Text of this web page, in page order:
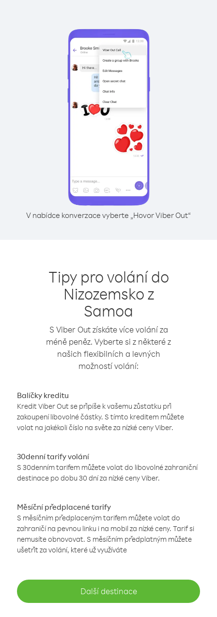
V nabídce konverzace vyberte „Hovor Viber Out“
Tipy pro volání do
Nizozemsko z
Samoa
S Viber Out získáte více volání za
méně peněz. Vyberte si z některé z
našich flexibilních a levných
možností volání:
Balíčky kreditu
Kredit Viber Out se připíše k vašemu zůstatku při
zakoupení libovolné částky. S tímto kreditem můžete
volat na jakékoli číslo na světe za nízké ceny Viber.
30denní tarify volání
S 30denním tarifem můžete volat do libovolné zahraniční
destinace po dobu 30 dní za nízké ceny Viber.
Měsíční předplacené tarify
S měsíčním předplaceným tarifem můžete volat do
zahraničí na pevnou linku i na mobil za nízké ceny. Tarif si
nemusíte obnovovat. S měsíčním předplatným můžete
ušetřit za volání, které už využíváte
Další destinace